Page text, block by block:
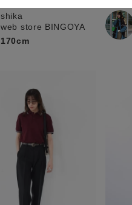
shika
web store BINGOYA
170cm